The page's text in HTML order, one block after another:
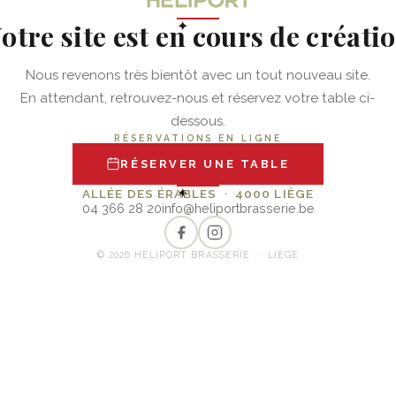
✦
site est en cours de
Nous revenons très bientôt avec un tout nouveau site.
En attendant, retrouvez-nous et réservez votre table ci-
dessous.
RÉSERVATIONS EN LIGNE
RÉSERVER UNE TABLE
✦
ALLÉE DES ÉRABLES · 4000 LIÈGE
04 366 28 20info@heliportbrasserie.be
© 2026 HÉLIPORT BRASSERIE · LIÈGE